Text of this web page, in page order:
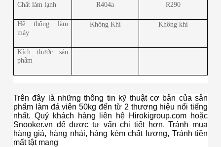
Chất làm lạnh R404a R290
Hệ thống làm
máy
Không Khí Không khí
Kích thước sản
phẩm
Trên đây là những thông tin kỹ thuật cơ bản của sản
phẩm làm đá viên 50kg đến từ 2 thương hiệu nổi tiếng
nhất. Quý khách hàng liên hệ Hirokigroup.com hoặc
Snooker.vn để được tư vấn chi tiết hơn. Tránh mua
hàng giả, hàng nhái, hàng kém chất lượng, Tránh tiền
mất tật mang